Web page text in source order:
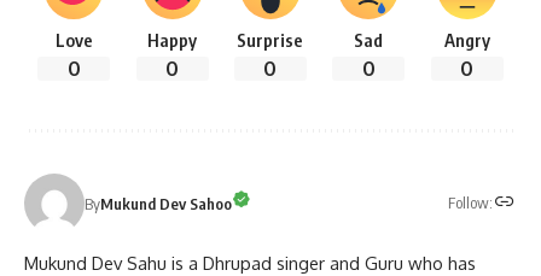
Love
0
Happy
0
Surprise
0
Sad
0
Angry
0
ByMukund Dev Sahoo Follow:
Mukund Dev Sahu is a Dhrupad singer and Guru who has